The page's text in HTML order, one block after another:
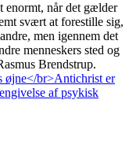
enormt, når det gælder
svært at forestille sig,
men igennem det
menneskers sted og
Brendstrup.